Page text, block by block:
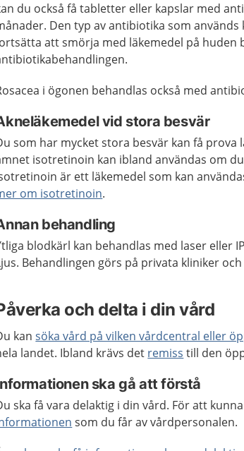
du också få tabletter eller kapslar med
Den typ av antibiotika som
att smörja med läkemedel på huden
i ögonen behandlas också med
vid stora besvär
som har mycket stora besvär kan få prova
isotretinoin kan ibland användas om
är ett läkemedel som kan
om isotretinoin.
behandling
blodkärl kan behandlas med laser eller
Behandlingen görs på privata kliniker
och delta i din vård
kansöka vård på vilken vårdcentral eller
landet. Ibland krävs det remiss till den
ska gå att förstå
ska få vara delaktig i din vård. För att
som du får av vårdpersonalen.